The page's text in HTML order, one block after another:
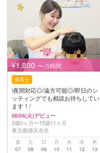
¥1,800 〜 /1時間
保育士
\夜間対応◎/遠方可能◎/即日のシ
ッティングでも相談お待ちしてい
ます！/
08/04(火)デビュー
2歳0ヶ月〜15歳11ヶ月
東京都港区在住
金
07
土
08
日
09
月
10
火
11
水
12
木
13